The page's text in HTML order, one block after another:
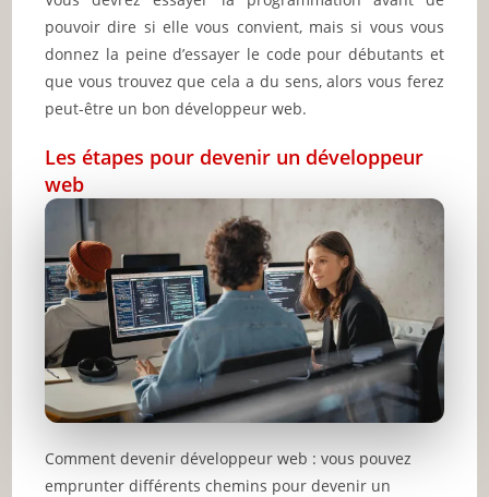
pouvoir dire si elle vous convient, mais si vous vous
donnez la peine d’essayer le code pour débutants et
que vous trouvez que cela a du sens, alors vous ferez
peut-être un bon développeur web.
Les étapes pour devenir un développeur
web
Comment devenir développeur web : vous pouvez
emprunter différents chemins pour devenir un